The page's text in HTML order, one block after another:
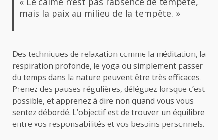
mais la paix au milieu de la tempête. »
Des techniques de relaxation comme la méditation, la
respiration profonde, le yoga ou simplement passer
du temps dans la nature peuvent être très efficaces.
Prenez des pauses régulières, déléguez lorsque c’est
possible, et apprenez à dire non quand vous vous
sentez débordé. L’objectif est de trouver un équilibre
entre vos responsabilités et vos besoins personnels.